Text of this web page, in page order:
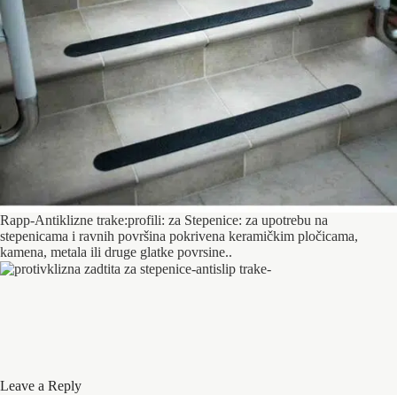
Rapp-Antiklizne trake:profili: za Stepenice: za upotrebu na
stepenicama i ravnih površina pokrivena keramičkim pločicama,
kamena, metala ili druge glatke povrsine..
Leave a Reply